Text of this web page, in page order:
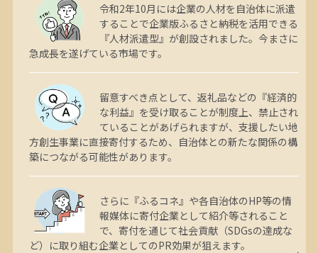
令和2年10月には企業の人材を自治体に派遣
することで企業版ふるさと納税を活用できる
『人材派遣型』が創設されました。今まさに
急成長を遂げている市場です。
留意すべき点として、返礼品などの『経済的
な利益』を受け取ることが制度上、禁止され
ていることがあげられますが、支援したい地
方創生事業に直接寄付するため、自治体との新たな関係の構
築につながる可能性があります。
さらに『ふるコネ』や各自治体のHP等の情
報媒体に寄付企業として紹介等されること
で、寄付を通じて社会貢献（SDGsの達成な
ど）に取り組む企業としてのPR効果が狙えます。